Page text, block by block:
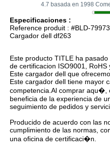
4.7 basada en 1998
Especificaciones :
Reference produit : #BLD-79973
Cargador dell df263
Este producto TITLE ha
de certificacion ISO9001, RoHS
Este cargador dell que
Este cargador dell tiene mayor
competencia.Al comprar
beneficia de la experiencia de
seguimiento de pedidos y
Producido de acuerdo con las
cumplimiento de las normas,
una oficina de certificaci�n.